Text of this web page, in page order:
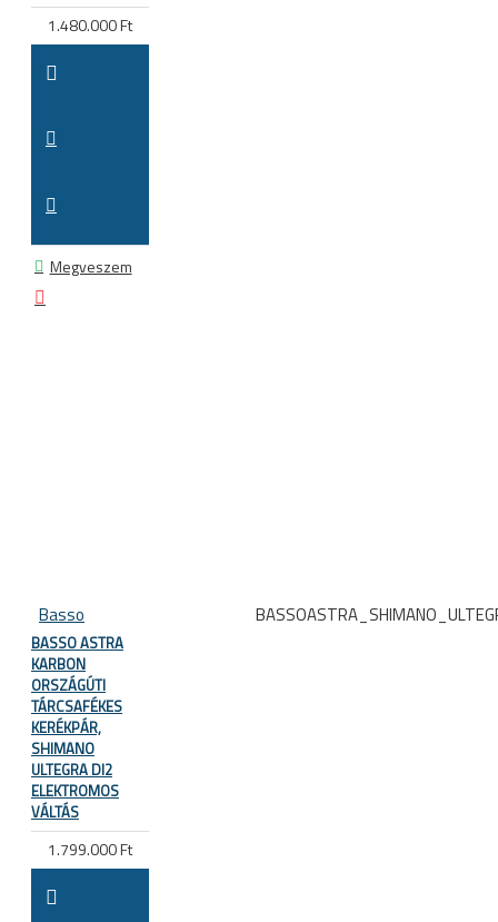
1.480.000 Ft
Megveszem
Basso
BASSO ASTRA
KARBON
ORSZÁGÚTI
TÁRCSAFÉKES
KERÉKPÁR,
SHIMANO
ULTEGRA DI2
ELEKTROMOS
VÁLTÁS
1.799.000 Ft